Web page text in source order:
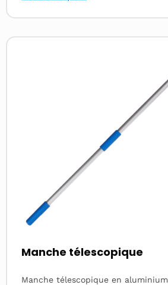
Manche télescopique
Manche télescopique en
Read